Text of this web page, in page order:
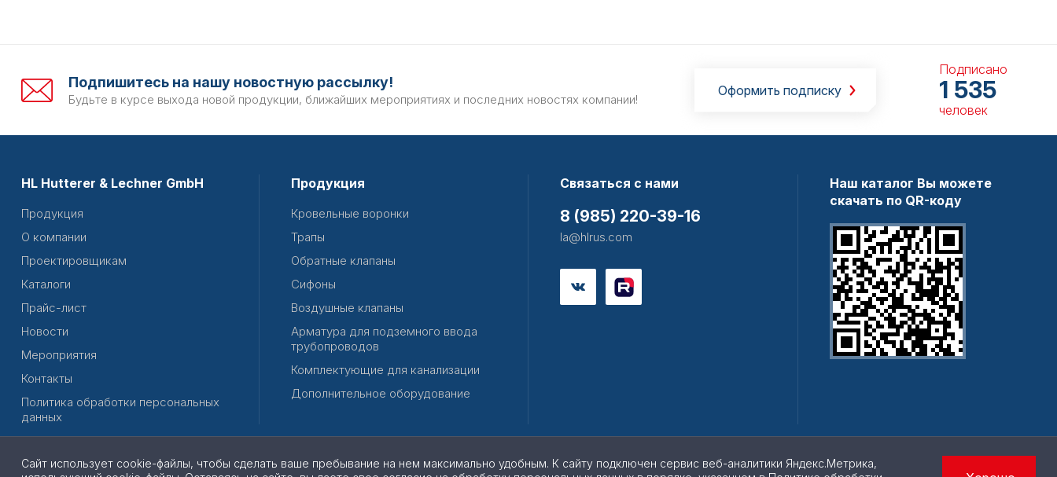
Подпишитесь на нашу новостную рассылку!
Будьте в курсе выхода новой продукции, ближайших мероприятиях и последних новостях компании!
Оформить подписку
Подписано
1 535
человек
HL Hutterer & Lechner GmbH
Продукция
О компании
Проектировщикам
Каталоги
Прайс-лист
Новости
Мероприятия
Контакты
Политика обработки персональных
данных
Продукция
Кровельные воронки
Трапы
Обратные клапаны
Сифоны
Воздушные клапаны
Арматура для подземного ввода
трубопроводов
Комплектующие для канализации
Дополнительное оборудование
Связаться с нами
8 (985) 220-39-16
la@hlrus.com
Наш каталог Вы можете
скачать по QR-коду
Сайт использует cookie-файлы, чтобы сделать ваше пребывание на нем максимально удобным. К cайту подключен сервис веб-аналитики Яндекс.Метрика,